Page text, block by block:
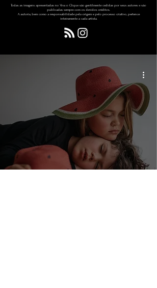
Todas as imagens apresentadas no Viva o Clique são gentilmente cedidas por seus autores e são
publicadas sempre com os devidos créditos.
A autoria, bem como a responsabilidade pela origem e pelo processo criativo, pertence
inteiramente a cada artista.